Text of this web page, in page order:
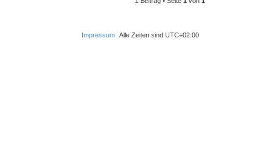
a
Alle Zeiten sind UTC+02:00
Impressum